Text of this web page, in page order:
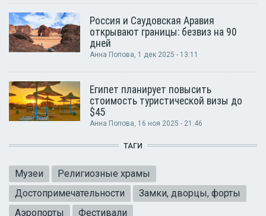
Россия и Саудовская Аравия
открывают границы: безвиз на 90
дней
Анна Попова, 1 дек 2025 - 13:11
Египет планирует повысить
стоимость туристической визы до
$45
Анна Попова, 16 ноя 2025 - 21:46
ТАГИ
Музеи
Религиозные храмы
Достопримечательности
Замки, дворцы, форты
Аэропорты
Фестивали